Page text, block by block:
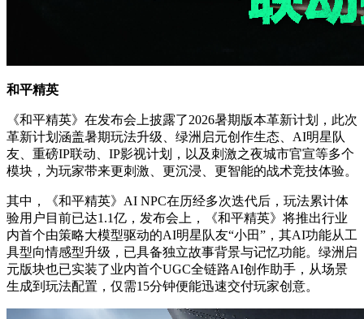
和平精英
《和平精英》在发布会上披露了2026暑期版本革新计划，此次
革新计划涵盖暑期玩法升级、绿洲启元创作生态、AI明星队
友、重磅IP联动、IP影视计划，以及刺激之夜城市官宣等多个
模块，为玩家带来更刺激、更沉浸、更智能的战术竞技体验。
其中，《和平精英》AI NPC在历经多次迭代后，玩法累计体
验用户目前已达1.1亿，发布会上，《和平精英》将推出行业
内首个由策略大模型驱动的AI明星队友“小田”，其AI功能从工
具型向情感型升级，已具备独立故事背景与记忆功能。绿洲启
元版块也已实装了业内首个UGC全链路AI创作助手，从场景
生成到玩法配置，仅需15分钟便能迅速交付玩家创意。